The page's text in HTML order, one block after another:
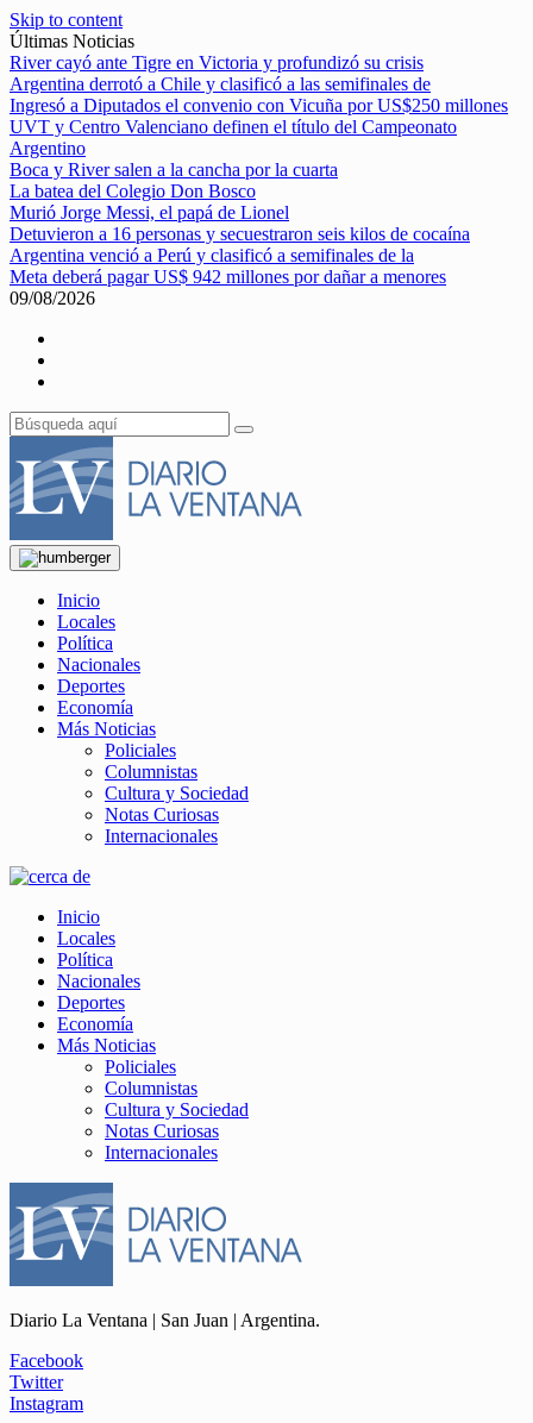
Skip to content
Últimas Noticias
River cayó ante Tigre en Victoria y profundizó su crisis
Argentina derrotó a Chile y clasificó a las semifinales de
Ingresó a Diputados el convenio con Vicuña por US$250 millones
UVT y Centro Valenciano definen el título del Campeonato
Argentino
Boca y River salen a la cancha por la cuarta
La batea del Colegio Don Bosco
Murió Jorge Messi, el papá de Lionel
Detuvieron a 16 personas y secuestraron seis kilos de cocaína
Argentina venció a Perú y clasificó a semifinales de la
Meta deberá pagar US$ 942 millones por dañar a menores
09/08/2026
Inicio
Locales
Política
Nacionales
Deportes
Economía
Más Noticias
Policiales
Columnistas
Cultura y Sociedad
Notas Curiosas
Internacionales
Inicio
Locales
Política
Nacionales
Deportes
Economía
Más Noticias
Policiales
Columnistas
Cultura y Sociedad
Notas Curiosas
Internacionales
Diario La Ventana | San Juan | Argentina.
Facebook
Twitter
Instagram